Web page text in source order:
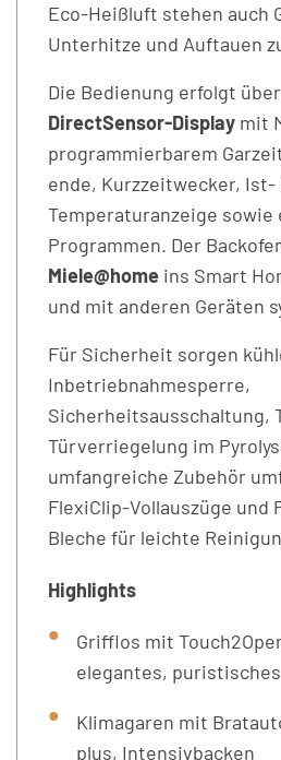
Eco-Heißluft stehen auch
Unterhitze und Auftauen
Die Bedienung erfolgt
DirectSensor-Display mit
programmierbarem
ende, Kurzzeitwecker, Ist-
Temperaturanzeige sowie
Programmen. Der
Miele@home ins Smart
und mit anderen Geräten
Für Sicherheit sorgen
Inbetriebnahmesperre,
Sicherheitsausschaltung,
Türverriegelung im
umfangreiche Zubehör
FlexiClip-Vollauszüge und
Bleche für leichte
Highlights
Grifflos mit
elegantes,
Klimagaren mit
plus, Intensivbacken